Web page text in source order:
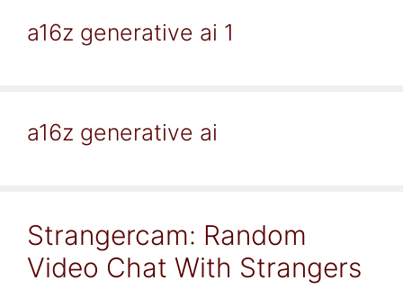
a16z generative ai 1
a16z generative ai
Strangercam: Random
Video Chat With Strangers